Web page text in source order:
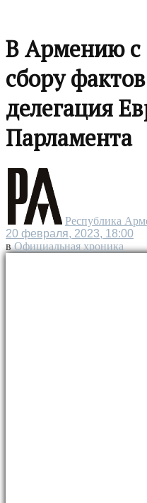
В Армению с
сбору
делегация
Парламента
Республика
20 февраля, 2023, 18:00
в Официальная хроника